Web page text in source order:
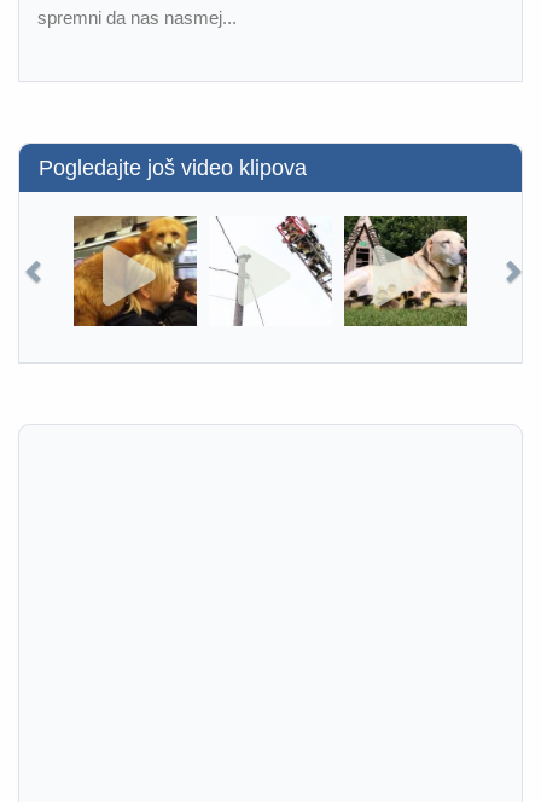
spremni da nas nasmej...
Pogledajte još video klipova